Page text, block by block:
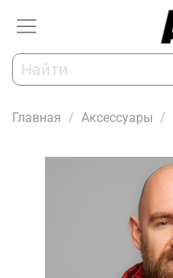
Главная Аксессуары